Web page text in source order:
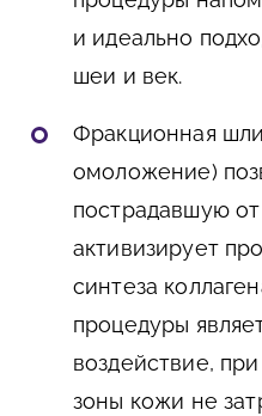
и идеально
шеи и век.
Фракционная
омоложение)
пострадавшую от
активизирует
синтеза
процедуры
воздействие,
зоны кожи не